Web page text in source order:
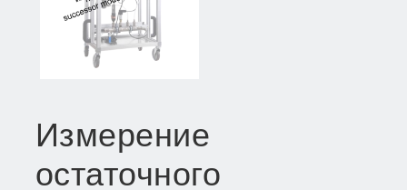
Измерение
остаточного